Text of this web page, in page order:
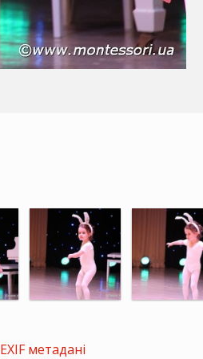
EXIF метадані